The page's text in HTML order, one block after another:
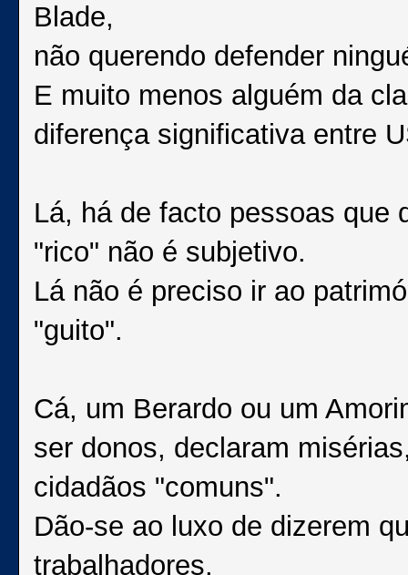
Blade,
não querendo defender
E muito menos alguém da
diferença significativa entre
Lá, há de facto pessoas que
"rico" não é subjetivo.
Lá não é preciso ir ao
"guito".
Cá, um Berardo ou um
ser donos, declaram
cidadãos "comuns".
Dão-se ao luxo de dizerem
trabalhadores.